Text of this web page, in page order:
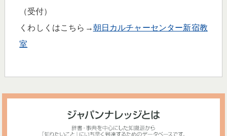
（受付）
くわしくはこちら→朝日カルチャーセンター新宿教
室